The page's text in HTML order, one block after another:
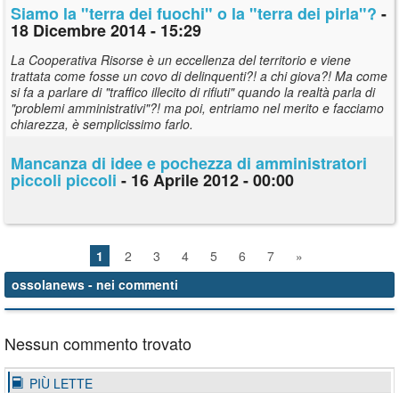
Siamo la "terra dei fuochi" o la "terra dei pirla"? -
18 Dicembre 2014 - 15:29
La Cooperativa Risorse è un eccellenza del territorio e viene
trattata come fosse un covo di delinquenti?! a chi giova?! Ma come
si fa a parlare di "traffico illecito di rifiuti" quando la realtà parla di
"problemi amministrativi"?! ma poi, entriamo nel merito e facciamo
chiarezza, è semplicissimo farlo.
Mancanza di idee e pochezza di amministratori
piccoli piccoli - 16 Aprile 2012 - 00:00
1 2 3 4 5 6 7
»
ossolanews - nei commenti
Nessun commento trovato
PIÙ LETTE